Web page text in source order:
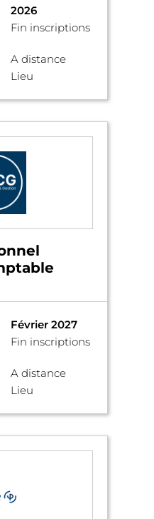
2026
Fin inscriptions
A distance
Lieu
Février 2027
Fin inscriptions
A distance
Lieu